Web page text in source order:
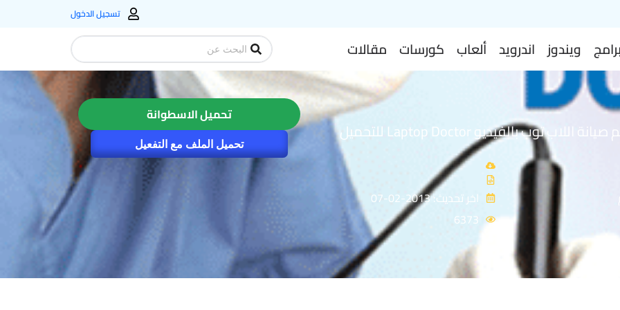
تسجيل الدخول
برامج ويندوز اندرويد ألعاب كورسات مقالات
Search
...
`اسطوانة تعليم صيانة اللاب توب بالفيديو Laptop Doctor للتحميل
اخر تحديث: 2013-02-07
6373
تحميل الاسطوانة
تحميل الملف مع التفعيل